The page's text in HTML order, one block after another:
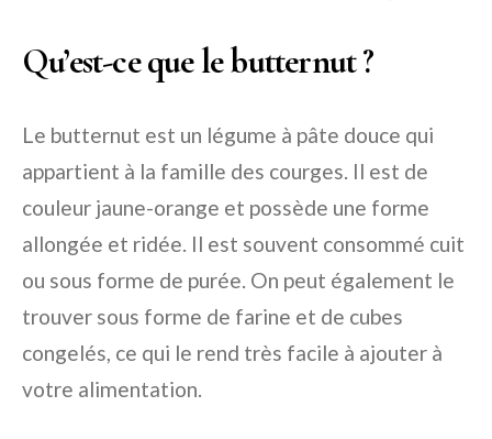
Qu’est-ce que le butternut ?
Le butternut est un légume à pâte douce qui
appartient à la famille des courges. Il est de
couleur jaune-orange et possède une forme
allongée et ridée. Il est souvent consommé cuit
ou sous forme de purée. On peut également le
trouver sous forme de farine et de cubes
congelés, ce qui le rend très facile à ajouter à
votre alimentation.